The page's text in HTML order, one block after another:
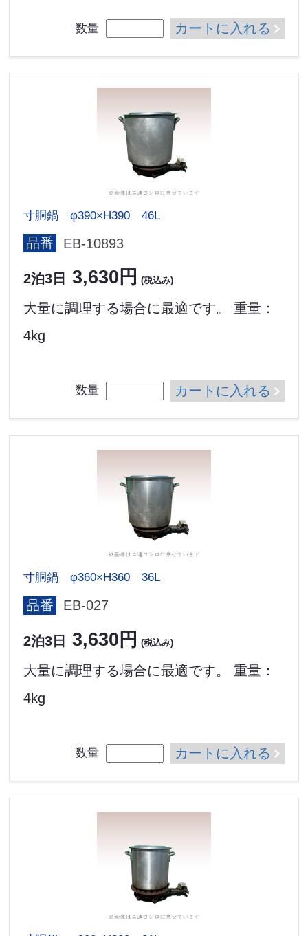
数量 カートに入れる
寸胴鍋 φ390×H390 46L
品番 EB-10893
2泊3日 3,630円 (税込み)
大量に調理する場合に最適です。 重量：
4kg
数量 カートに入れる
寸胴鍋 φ360×H360 36L
品番 EB-027
2泊3日 3,630円 (税込み)
大量に調理する場合に最適です。 重量：
4kg
数量 カートに入れる